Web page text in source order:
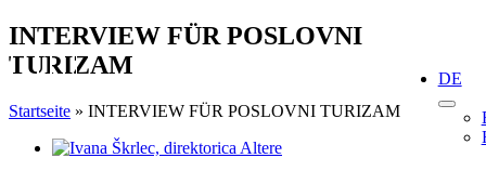
Skip
to
content
DE
INTERVIEW FÜR POSLOVNI
TURIZAM
Startseite » INTERVIEW FÜR POSLOVNI TURIZAM
View